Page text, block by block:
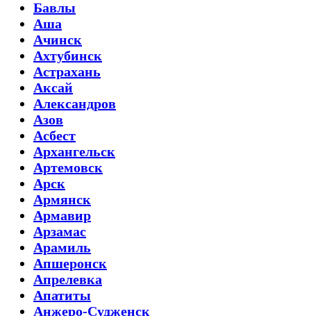
Бавлы
Аша
Ачинск
Ахтубинск
Астрахань
Аксай
Александров
Азов
Асбест
Архангельск
Артемовск
Арск
Армянск
Армавир
Арзамас
Арамиль
Апшеронск
Апрелевка
Апатиты
Анжеро-Судженск